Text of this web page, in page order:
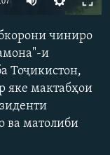
чиниро
и
Тоҷикистон,
яке мактабҳои
ва матолиби